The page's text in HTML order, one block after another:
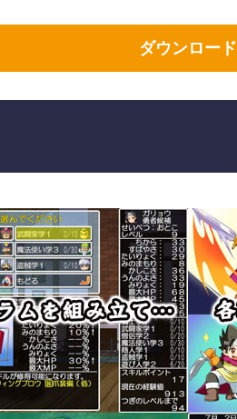
ダウンロード